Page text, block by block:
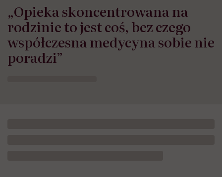
„Opieka skoncentrowana na
rodzinie to jest coś, bez czego
współczesna medycyna sobie nie
poradzi”